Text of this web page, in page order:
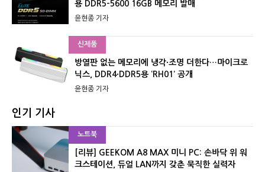
용 DDR5-5600 16GB 메모리 발매
윤현종 기자
신제품
방열판 없는 메모리에 냉각·조명 더한다…마이크로
닉스, DDR4·DDR5용 ‘RH01’ 공개
윤현종 기자
인기 기사
노트북
[리뷰] GEEKOM A8 MAX 미니 PC: 손바닥 위 워
크스테이션, 듀얼 LAN까지 갖춘 묵직한 실력자